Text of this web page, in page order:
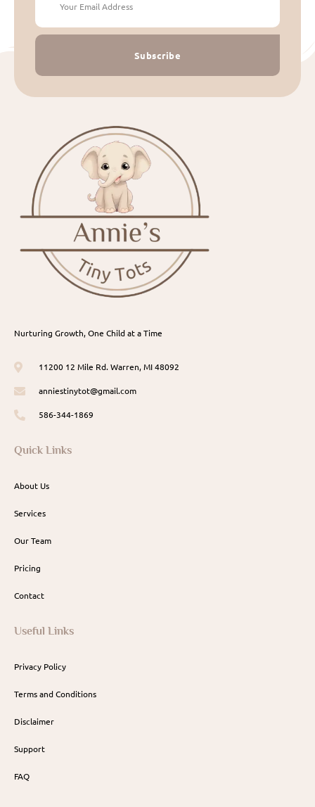
Subscribe
Nurturing Growth, One Child at a Time
11200 12 Mile Rd. Warren, MI 48092
anniestinytot@gmail.com
586-344-1869
Quick Links
About Us
Services
Our Team
Pricing
Contact
Useful Links
Privacy Policy
Terms and Conditions
Disclaimer
Support
FAQ